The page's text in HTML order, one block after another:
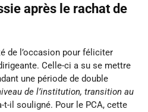
après le rachat de
de l’occasion pour féliciter
Celle-ci a su se mettre
une période de double
de l’institution, transition au
t-il souligné. Pour le PCA, cette